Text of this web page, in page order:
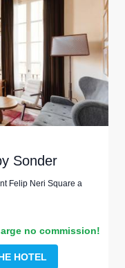
Sonder
Felip Neri Square a
no commission!
HOTEL